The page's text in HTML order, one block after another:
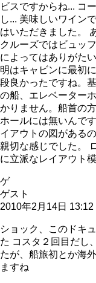
ビスですからね... コ
し... 美味しいワイン
はいただきました。
クルーズではビュッ
によってはありがた
明はキャビンに最初
段良かったですね。
の船、エレベーター
かりません。船首の
ホールには無いんで
イアウトの図がある
親切な感じでした。
に立派なレイアウト
ゲ
ゲスト
2010年2月14日 13:12
ショック、このドキ
た コスタ２回目だし
たが、船旅初とか海
ますね